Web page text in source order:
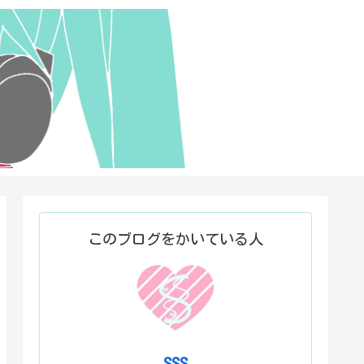
このブログをかいている人